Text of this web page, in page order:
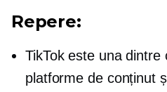
Repere:
TikTok este una dintre
platforme de conținut